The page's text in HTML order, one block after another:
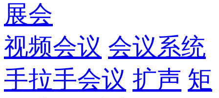
展会
视频会议 会议系统
手拉手会议 扩声 矩